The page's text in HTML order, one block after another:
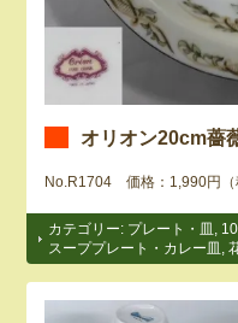
オリオン20cm薔
No.R1704 価格：1,990円
カテゴリー: プレート・皿
スーププレート・カレー皿
,